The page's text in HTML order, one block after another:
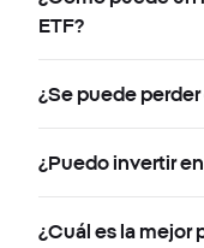
ETF?
¿Se puede
¿Puedo invertir
¿Cuál es la mejor